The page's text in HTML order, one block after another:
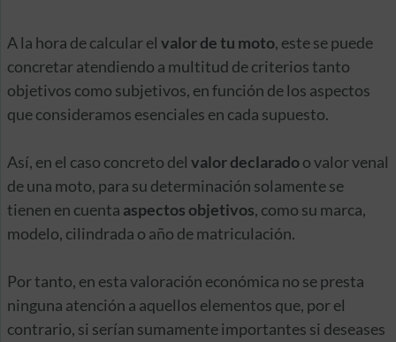
A la hora de calcular el valor de tu moto, este se puede
concretar atendiendo a multitud de criterios tanto
objetivos como subjetivos, en función de los aspectos
que consideramos esenciales en cada supuesto.
Así, en el caso concreto del valor declaradoo valor venal
de una moto, para su determinación solamente se
tienen en cuenta aspectos objetivos, como su marca,
modelo, cilindrada o año de matriculación.
Por tanto, en esta valoración económica no se presta
ninguna atención a aquellos elementos que, por el
contrario, si serían sumamente importantes si deseases